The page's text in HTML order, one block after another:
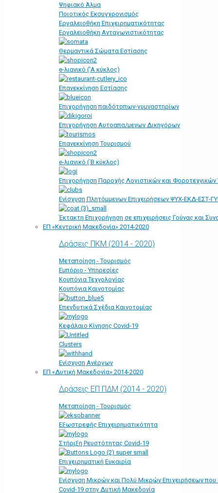
Ψηφιακό Άλμα
Ποιοτικός Εκσυγχρονισμός
Εργαλειοθήκη Eπιχειρηματικότητας
Εργαλειοθήκη Ανταγωνιστικότητας
Θερμαντικά Σώματα Εστίασης
e-λιανικό ('Α κύκλος)
Επανεκκίνηση Εστίασης
Επιχορήγηση παιδότοπων-γυμναστηρίων
Επιχορήγηση Αυτοαπα/μενων Δικηγόρων
Επανεκκίνηση Τουρισμού
e-λιανικό (΄Β κύκλος)
Επιχορήγηση Παροχής Λογιστικών και
Ενίσχυση Πλητόμμενων Επιχειρήσεων ΨΥΧ-ΕΚΔ-ΕΣΤ-
Έκτακτη Επιχορήγηση σε επιχειρήσεις Γούνας και
ΕΠ «Kεντρική Μακεδονία» 2014-2020
Δράσεις ΠΚΜ (2014 - 2020)
Μεταποίηση - Τουρισμός
Εμπόριο - Υπηρεσίες
Κουπόνια Τεχνολογίας
Κουπόνια Καινοτομίας
Επενδυτικά Σχέδια Καινοτομίας
Κεφάλαιο Κίνησης Covid-19
Clusters
Ενίσχυση Ανέργων
ΕΠ «Δυτική Μακεδονία» 2014-2020
Δράσεις ΕΠ ΠΔΜ (2014 - 2020)
Μεταποίηση - Τουρισμός
Εξωστρεφής Επιχειρηματικότητα
Στήριξη Ρευστότητας Covid-19
Επιχειρηματική Ευκαιρία
Ενίσχυση Μικρών και Πολύ Μικρών Επιχειρήσεων
Covid-19 στην Δυτική Μακεδονία